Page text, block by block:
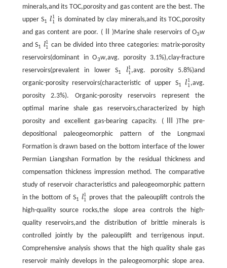
minerals,and its TOC,porosity and gas content are the best. The
upper S1 l1
1
l1 1is dominated by clay minerals,and its TOC,porosity
and gas content are poor. (Ⅱ)Marine shale reservoirs of O3w
and S1 l1
1
l1 1can be divided into three categories: matrix-porosity
reservoirs(dominant in O3w,avg. porosity 3.1%),clay-fracture
reservoirs(prevalent in lower S1 l1
1
l11
,avg. porosity 5.8%)and
organic-porosity reservoirs(characteristic of upper S1 l1
1
l11
,avg.
porosity 2.3%). Organic-porosity reservoirs represent the
optimal marine shale gas reservoirs,characterized by high
porosity and excellent gas-bearing capacity. (Ⅲ)The pre-
depositional paleogeomorphic pattern of the Longmaxi
Formation is drawn based on the bottom interface of the lower
Permian Liangshan Formation by the residual thickness and
compensation thickness impression method. The comparative
study of reservoir characteristics and paleogeomorphic pattern
in the bottom of S1 l1
1
l1 1proves that the paleouplift controls the
high-quality source rocks,the slope area controls the high-
quality reservoirs,and the distribution of brittle minerals is
controlled jointly by the paleouplift and terrigenous input.
Comprehensive analysis shows that the high quality shale gas
reservoir mainly develops in the paleogeomorphic slope area.